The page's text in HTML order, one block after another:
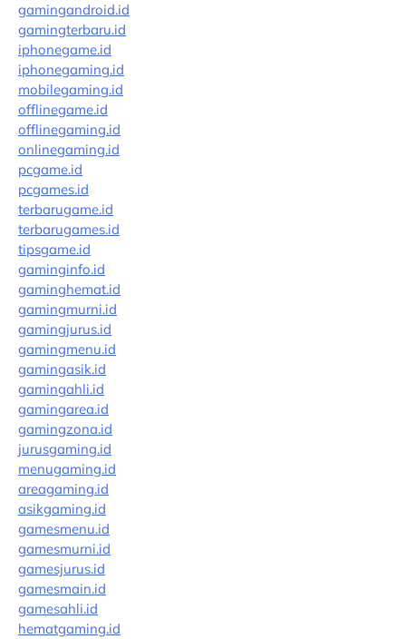
gamingandroid.id
gamingterbaru.id
iphonegame.id
iphonegaming.id
mobilegaming.id
offlinegame.id
offlinegaming.id
onlinegaming.id
pcgame.id
pcgames.id
terbarugame.id
terbarugames.id
tipsgame.id
gaminginfo.id
gaminghemat.id
gamingmurni.id
gamingjurus.id
gamingmenu.id
gamingasik.id
gamingahli.id
gamingarea.id
gamingzona.id
jurusgaming.id
menugaming.id
areagaming.id
asikgaming.id
gamesmenu.id
gamesmurni.id
gamesjurus.id
gamesmain.id
gamesahli.id
hematgaming.id